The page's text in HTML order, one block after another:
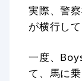
実際、警
が横行して
一度、
て、馬に